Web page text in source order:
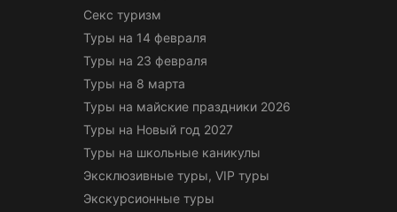
Секс туризм
Туры на 14 февраля
Туры на 23 февраля
Туры на 8 марта
Туры на майские праздники 2026
Туры на Новый год 2027
Туры на школьные каникулы
Эксклюзивные туры, VIP туры
Экскурсионные туры